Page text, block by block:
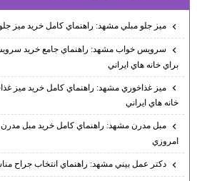
ميز جلو مبلي مشهد: راهنماي كامل خريد ميز
سرويس خواب مشهد: راهنماي جامع خريد
براي خانه هاي ايراني
ميز غذاخوري مشهد: راهنماي كامل خريد ميز
خانه هاي ايراني
مبل مدرن مشهد: راهنماي كامل خريد مبل مدرن
امروزي
دكتر عمل بيني مشهد: راهنماي انتخاب جراح